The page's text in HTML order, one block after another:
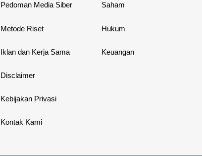
Pedoman Media Siber
Metode Riset
Iklan dan Kerja Sama
Disclaimer
Kebijakan Privasi
Kontak Kami
Saham
Hukum
Keuangan